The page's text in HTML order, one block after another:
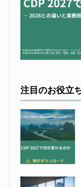
注目のお役立